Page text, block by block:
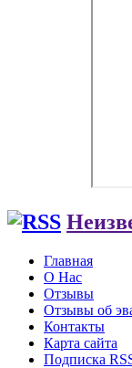
Главная
О Нас
Отзывы
Отзывы об
Контакты
Карта сайта
Подписка